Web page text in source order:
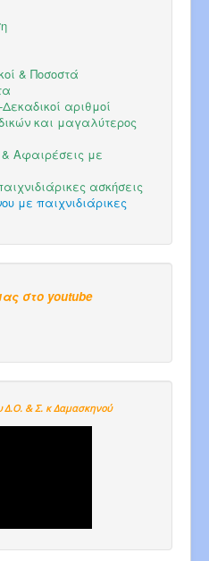
& Ποσοστά
αριθμοί
και μαγαλύτερος
Αφαιρέσεις με
ασκήσεις
με παιχνιδιάρικες
στο youtube
Δ.Ο. & Σ. κ Δαμασκηνού